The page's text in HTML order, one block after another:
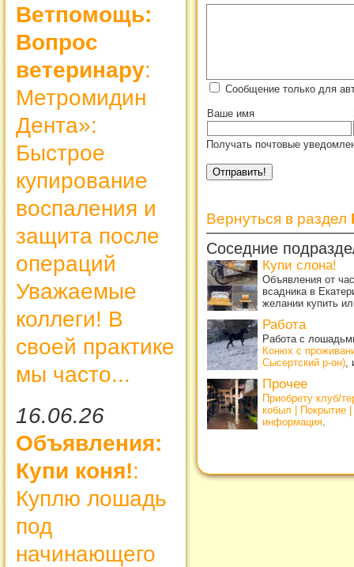
Ветпомощь:
Вопрос
ветеринару:
Метромидин
Дента»:
Быстрое
купирование
воспаления и
защита после
операций
Уважаемые
коллеги! В
своей практике
мы часто...
16.06.26
Объявления:
Купи коня!:
Куплю лошадь
под
начинающего
Сообщение только для
Ваше имя
Получать почтовые
Вернуться в раздел
Соседние
Купи слона!
Объявления от
всадника в
желании купить
Работа
Работа с
Конюх с
Сысертский р-он)
Прочее
Приобрету клуб/
кобыл | Покрытие
информация